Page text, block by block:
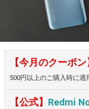
【今月のクーポン
500円以上のご購入時に適
【公式】 Redmi